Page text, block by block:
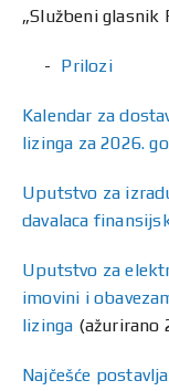
„Službeni glasnik
Prilozi
Kalendar za
lizinga za 2026.
Uputstvo za
davalaca
Uputstvo za
imovini i
lizinga (ažurirano
Najčešće